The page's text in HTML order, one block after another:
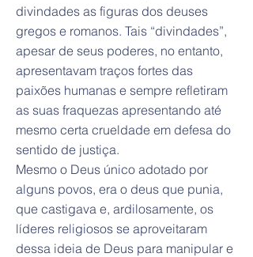
divindades as figuras dos deuses
gregos e romanos. Tais “divindades”,
apesar de seus poderes, no entanto,
apresentavam traços fortes das
paixões humanas e sempre refletiram
as suas fraquezas apresentando até
mesmo certa crueldade em defesa do
sentido de justiça.
Mesmo o Deus único adotado por
alguns povos, era o deus que punia,
que castigava e, ardilosamente, os
líderes religiosos se aproveitaram
dessa ideia de Deus para manipular e